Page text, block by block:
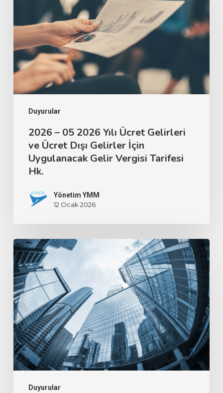
Duyurular
2026 – 05 2026 Yılı Ücret Gelirleri
ve Ücret Dışı Gelirler İçin
Uygulanacak Gelir Vergisi Tarifesi
Hk.
Yönetim YMM
12 Ocak 2026
Duyurular